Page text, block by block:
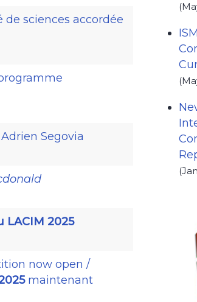
de sciences accordée
Segovia
LACIM 2025
now open /
maintenant